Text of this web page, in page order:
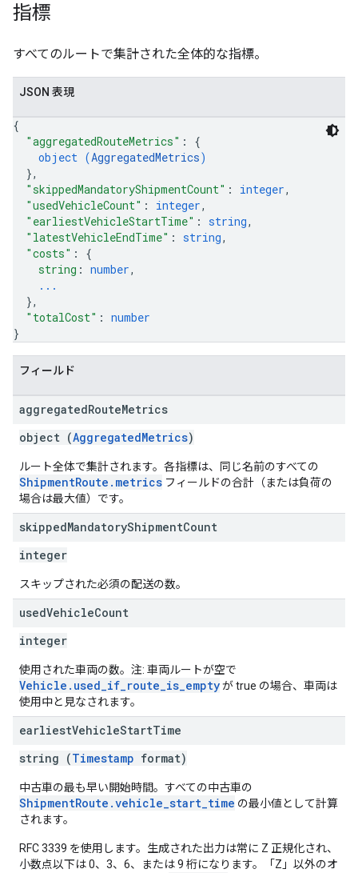
指標
すべてのルートで集計された全体的な指標。
JSON 表現
{
"aggregatedRouteMetrics" : {
object (AggregatedMetrics)
},
"skippedMandatoryShipmentCount" : integer,
"usedVehicleCount" : integer,
"earliestVehicleStartTime" : string,
"latestVehicleEndTime" : string,
"costs" : {
string : number,
...
},
"totalCost" : number
}
フィールド
aggregatedRouteMetrics
object (AggregatedMetrics)
ルート全体で集計されます。各指標は、同じ名前のすべての
ShipmentRoute.metrics フィールドの合計（または負荷の
場合は最大値）です。
skippedMandatoryShipmentCount
integer
スキップされた必須の配送の数。
usedVehicleCount
integer
使用された車両の数。注: 車両ルートが空で
Vehicle.used_if_route_is_emptyが true の場合、車両は
使用中と見なされます。
earliestVehicleStartTime
string (Timestamp format)
中古車の最も早い開始時間。すべての中古車の
ShipmentRoute.vehicle_start_time の最小値として計算
されます。
RFC 3339 を使用します。生成された出力は常に Z 正規化され、
小数点以下は 0、3、6、または 9 桁になります。「Z」以外のオ